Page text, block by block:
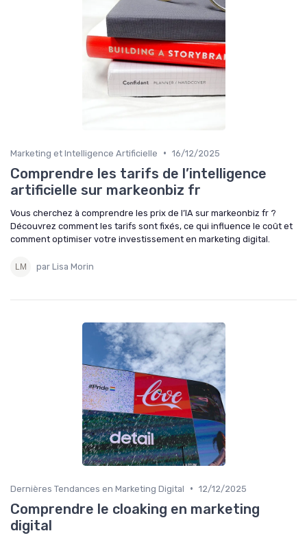
Marketing et Intelligence Artificielle • 16/12/2025
Comprendre les tarifs de l’intelligence
artificielle sur markeonbiz fr
Vous cherchez à comprendre les prix de l’IA sur markeonbiz fr ?
Découvrez comment les tarifs sont fixés, ce qui influence le coût et
comment optimiser votre investissement en marketing digital.
par Lisa Morin
Dernières Tendances en Marketing Digital • 12/12/2025
Comprendre le cloaking en marketing
digital